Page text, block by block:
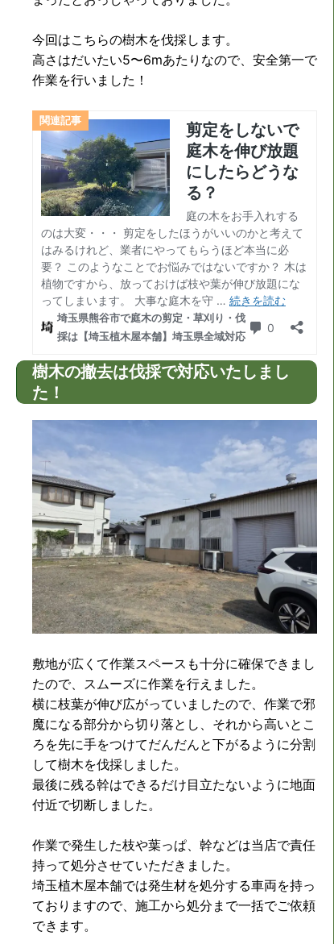
今回はこちらの樹木を伐採します。
高さはだいたい5〜6mあたりなので、安全第一で
作業を行いました！
樹木の撤去は伐採で対応いたしまし
た！
敷地が広くて作業スペースも十分に確保できまし
たので、スムーズに作業を行えました。
横に枝葉が伸び広がっていましたので、作業で邪
魔になる部分から切り落とし、それから高いとこ
ろを先に手をつけてだんだんと下がるように分割
して樹木を伐採しました。
最後に残る幹はできるだけ目立たないように地面
付近で切断しました。
作業で発生した枝や葉っぱ、幹などは当店で責任
持って処分させていただきました。
埼玉植木屋本舗では発生材を処分する車両を持っ
ておりますので、施工から処分まで一括でご依頼
できます。